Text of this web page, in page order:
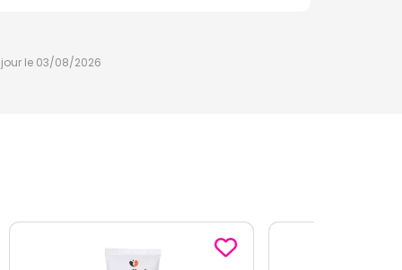
le 03/08/2026